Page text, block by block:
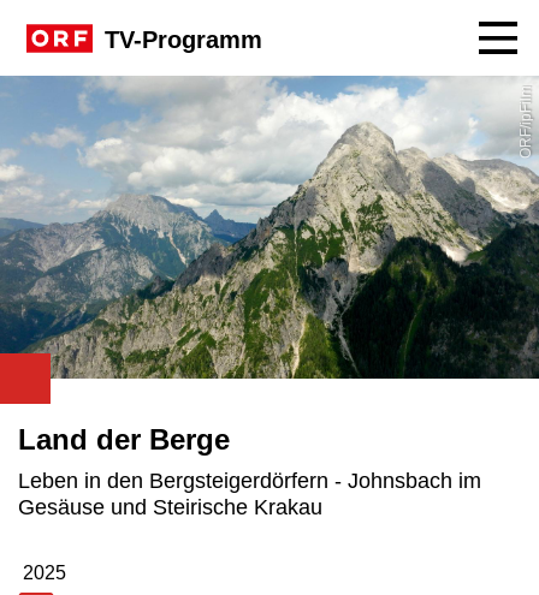
TV-Programm
ORF/ipFilm
Land der Berge
Leben in den Bergsteigerdörfern - Johnsbach im
Gesäuse und Steirische Krakau
Produktionsjahr: 2025
2025